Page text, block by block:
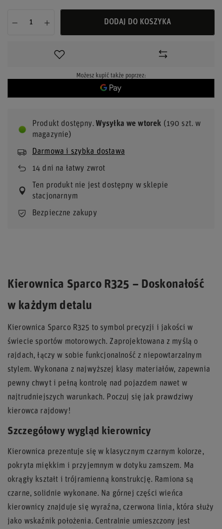
DODAJ DO KOSZYKA
Możesz kupić także poprzez:
Produkt dostępny Wysyłkawe wtorek (190 szt. w
magazynie)
Darmowa i szybka dostawa
14 dni na łatwy zwrot
Ten produkt nie jest dostępny w sklepie
stacjonarnym
Bezpieczne zakupy
Kierownica Sparco R325 – Doskonałość
w każdym detalu
Kierownica Sparco R325 to symbol precyzji i jakości w
świecie sportów motorowych. Zaprojektowana z myślą o
rajdach, łączy w sobie funkcjonalność z niepowtarzalnym
stylem. Wykonana z najwyższej klasy materiałów, zapewnia
pewny chwyt i pełną kontrolę nad pojazdem nawet w
najtrudniejszych warunkach. Poczuj się jak prawdziwy
kierowca rajdowy!
Szczegółowy wygląd kierownicy
Kierownica prezentuje się w klasycznym czarnym kolorze,
pokryta miękkim i przyjemnym w dotyku zamszem. Ma
okrągły kształt i trójramienną konstrukcję. Ramiona są
czarne, solidnie wykonane. Na górnej części wieńca
kierownicy znajduje się wyraźna, czerwona linia, która służy
jako wskaźnik położenia. Centralnie umieszczony jest